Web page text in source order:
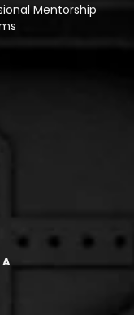
Mentorship
A